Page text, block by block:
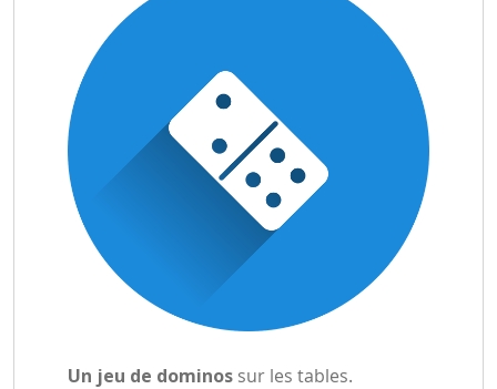
Un jeu de dominos sur les tables.